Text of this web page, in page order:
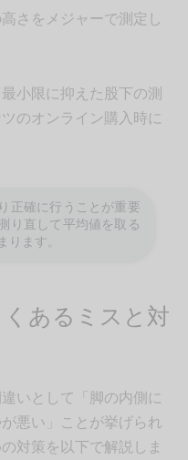
さをメジャーで測定し
小限に抑えた股下の測
のオンライン購入時に
正確に行うことが重要
り直して平均値を取る
ります。
あるミスと対
いとして「脚の内側に
悪い」ことが挙げられ
対策を以下で解説しま